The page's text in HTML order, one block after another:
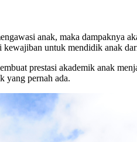
anak, maka dampaknya
untuk mendidik anak
prestasi akademik anak
yang pernah ada.